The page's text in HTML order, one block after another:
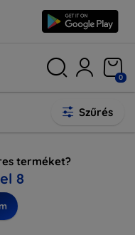
0
Szűrés
terméket?
8